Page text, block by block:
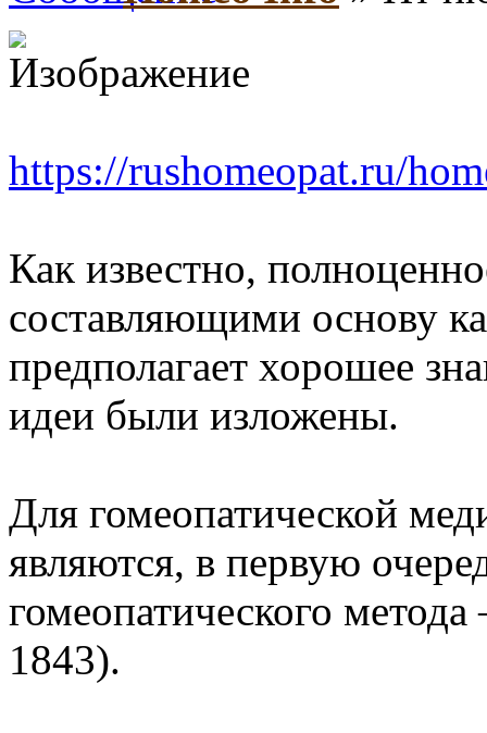
https://rushomeopat.ru/
Как известно,
составляющими основу
предполагает хорошее
идеи были изложены.
Для гомеопатической
являются, в первую
гомеопатического
1843).